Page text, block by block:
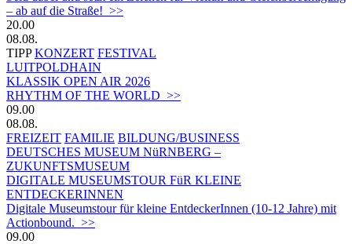
– ab auf die Straße! >>
20.00
08.08.
TIPP KONZERT FESTIVAL
LUITPOLDHAIN
KLASSIK OPEN AIR 2026
RHYTHM OF THE WORLD >>
09.00
08.08.
FREIZEIT FAMILIE BILDUNG/BUSINESS
DEUTSCHES MUSEUM NüRNBERG –
ZUKUNFTSMUSEUM
DIGITALE MUSEUMSTOUR FüR KLEINE
ENTDECKERINNEN
Digitale Museumstour für kleine EntdeckerInnen (10-12 Jahre) mit
Actionbound. >>
09.00